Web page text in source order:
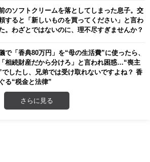
のソフトクリームを落としてしまった息子。交
すると「新しいものを買ってください」と言わ
。わざとではないのに、理不尽すぎませんか？
で「香典80万円」を“母の生活費”に使ったら、
相続財産だから分けろ」と言われ困惑…“喪主
でしたし、兄弟では受け取れないですよね？ 香
る“税金と法律”
さらに見る